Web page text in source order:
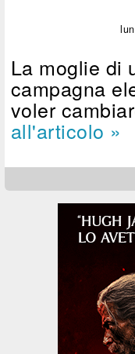
La moglie di
campagna
voler
all'articolo »